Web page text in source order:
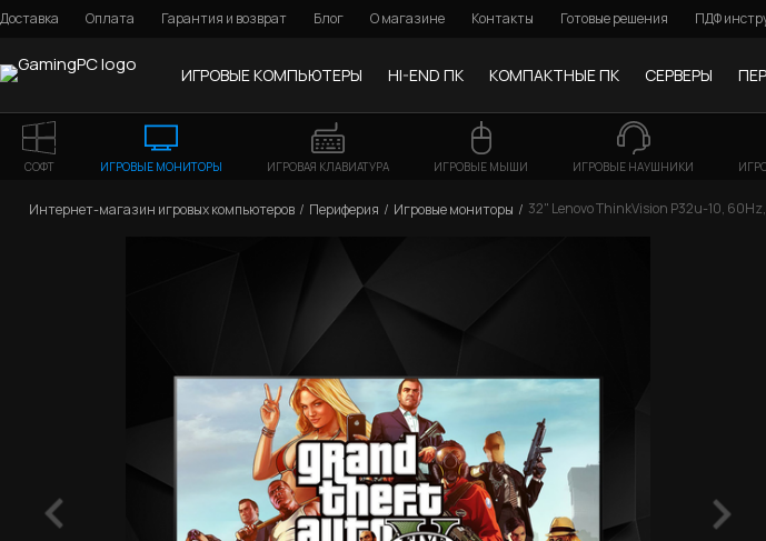
Доставка Оплата Гарантия и возврат Блог О магазине Контакты Готовые решения ПДФ
ИГРОВЫЕ КОМПЬЮТЕРЫ HI-END ПК КОМПАКТНЫЕ ПК СЕРВЕРЫ
СОФТ ИГРОВЫЕ МОНИТОРЫ ИГРОВАЯ КЛАВИАТУРА ИГРОВЫЕ МЫШИ ИГРОВЫЕ НАУШНИКИ
Интернет-магазин игровых компьютеров Периферия Игровые мониторы 32" Lenovo ThinkVision P32u-10,